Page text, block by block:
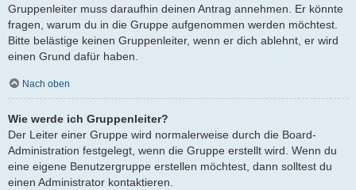
Gruppenleiter muss daraufhin deinen Antrag annehmen. Er könnte
fragen, warum du in die Gruppe aufgenommen werden möchtest.
Bitte belästige keinen Gruppenleiter, wenn er dich ablehnt, er wird
einen Grund dafür haben.
Nach oben
Wie werde ich Gruppenleiter?
Der Leiter einer Gruppe wird normalerweise durch die Board-
Administration festgelegt, wenn die Gruppe erstellt wird. Wenn du
eine eigene Benutzergruppe erstellen möchtest, dann solltest du
einen Administrator kontaktieren.